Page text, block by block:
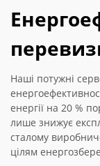
Наші потужні
енергії на 20 %
лише знижує
сталому
цілям